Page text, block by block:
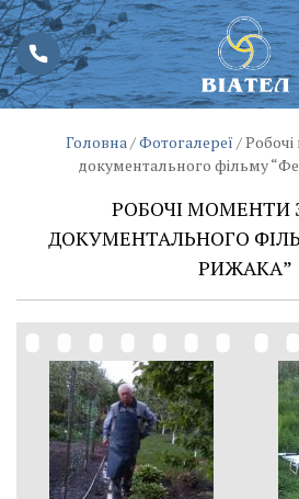
Головна /Фотогалереї /
документального фільму
РОБОЧІ МОМЕНТИ
ДОКУМЕНТАЛЬНОГО
РИЖАКА”